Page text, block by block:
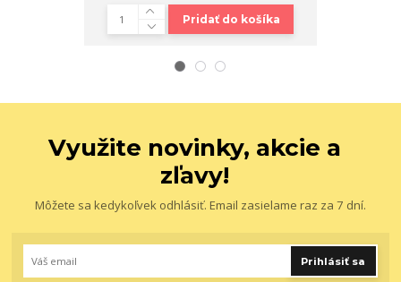
Pridať do košíka
Využite novinky, akcie a
zľavy!
Môžete sa kedykoľvek odhlásiť. Email zasielame raz za 7 dní.
Prihlásiť sa